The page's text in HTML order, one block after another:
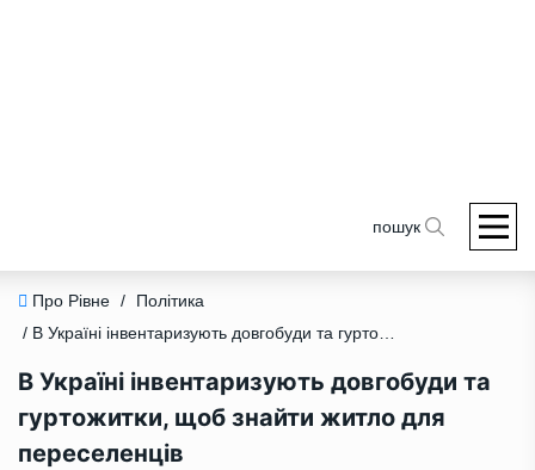
пошук
Про Рівне /
Політика
/ В Україні інвентаризують довгобуди та гуртожитки, щоб знайти житло для переселенців
В Україні інвентаризують довгобуди та
гуртожитки, щоб знайти житло для
переселенців